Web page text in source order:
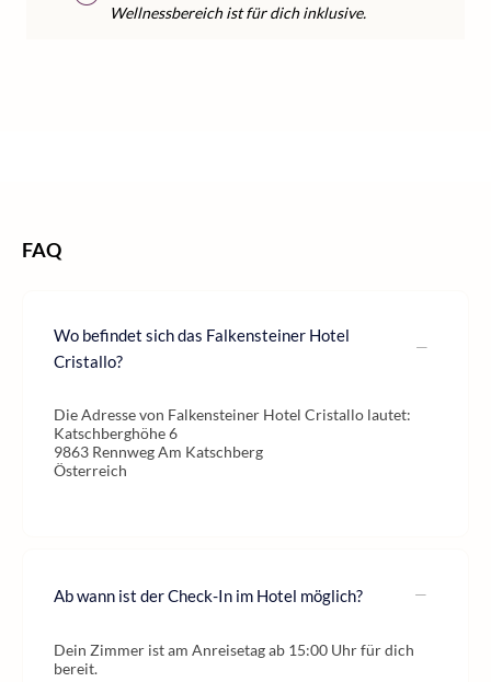
Wellnessbereich ist für dich inklusive.
FAQ
Wo befindet sich das Falkensteiner Hotel
Cristallo?
Die Adresse von Falkensteiner Hotel Cristallo lautet:
Katschberghöhe 6
9863 Rennweg Am Katschberg
Österreich
Ab wann ist der Check-In im Hotel möglich?
Dein Zimmer ist am Anreisetag ab 15:00 Uhr für dich
bereit.